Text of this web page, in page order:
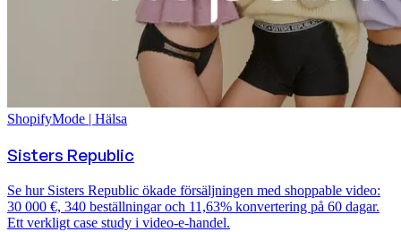
ShopifyMode | Hälsa
Sisters Republic
Se hur Sisters Republic ökade försäljningen med shoppable video:
30 000 €, 340 beställningar och 11,63% konvertering på 60 dagar.
Ett verkligt case study i video-e-handel.